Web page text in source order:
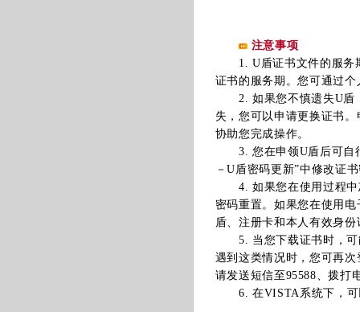
注意事项
1. U盾证书文件的服务期
证书的服务期。您可通过
2. 如果您不慎遗失U盾，
失，您可以申请更换证书
协助您完成操作。
3. 您在申领U盾后可自行
－U盾密码更新”中修改证
4. 如果您在使用过程中
密码重置。如果您在使用
盾、注册卡和本人有效身
5. 当您下载证书时，可
遇到这类情况时，您可再
请发送短信至95588、拨打
6. 在VISTA系统下，可